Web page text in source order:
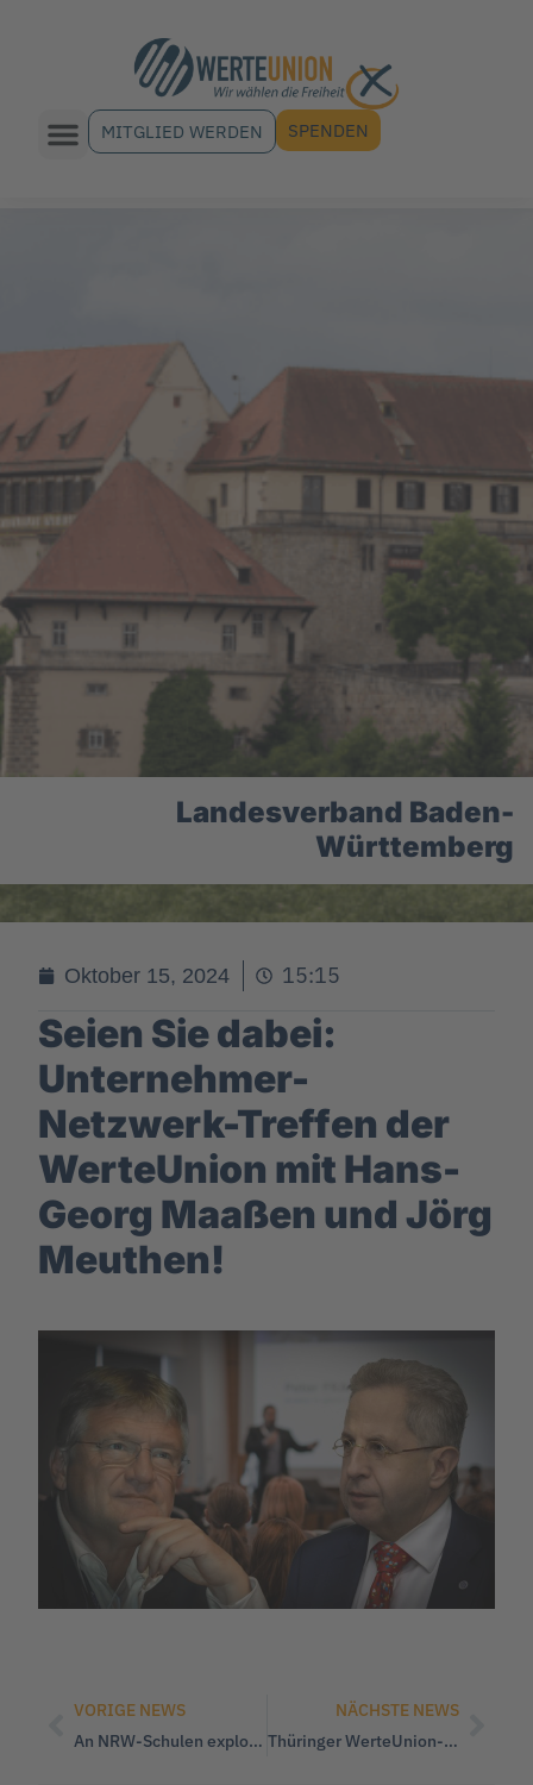
MITGLIED WERDEN SPENDEN
Landesverband Baden-
Württemberg
Oktober 15, 2024 15:15
Seien Sie dabei:
Unternehmer-
Netzwerk-Treffen der
WerteUnion mit Hans-
Georg Maaßen und Jörg
Meuthen!
VORIGE NEWS
An NRW-Schulen explodieren Straftaten mit Messern
NÄCHSTE NEWS
Thüringer WerteUnion-Direktkandidat ficht Wahl an